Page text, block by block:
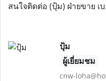
สนใจติดต่อ (ปุ้ม) ฝ่ายขาย เ
ปุ้ม
ผู้เยี่ยมชม
cnw-